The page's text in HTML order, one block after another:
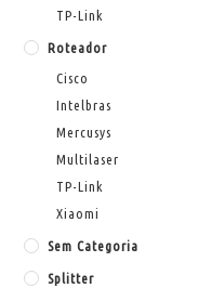
TP-Link
Roteador
Cisco
Intelbras
Mercusys
Multilaser
TP-Link
Xiaomi
Sem Categoria
Splitter